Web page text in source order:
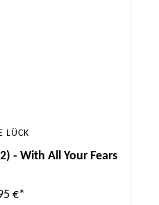
LÜCK
- With All Your Fears
€*